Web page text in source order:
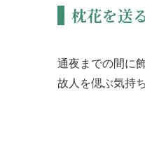
枕花を送
通夜までの間に
故人を偲ぶ気持